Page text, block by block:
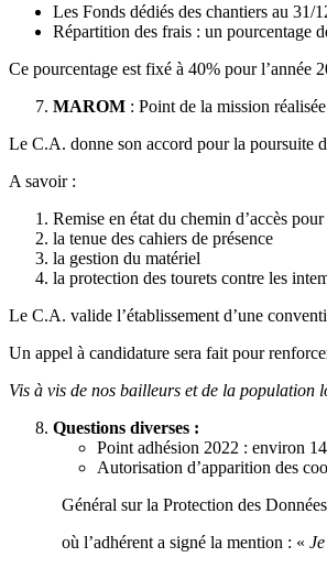
Les Fonds dédiés des chantiers au 31/
Répartition des frais : un pourcentage
Ce pourcentage est fixé à 40% pour l’année
MAROM : Point de la mission
Le C.A. donne son accord pour la poursuite
A savoir :
Remise en état du chemin d’accès
la tenue des cahiers de présence
la gestion du matériel
la protection des tourets contre les
Le C.A. valide l’établissement d’une
Un appel à candidature sera fait pour
Vis à vis de nos bailleurs et de la population
Questions diverses :
Point adhésion 2022 : environ
Autorisation d’apparition des
Général sur la Protection des Données)
où l’adhérent a signé la mention : «